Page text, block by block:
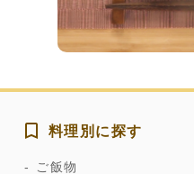
料理別に探す
ご飯物